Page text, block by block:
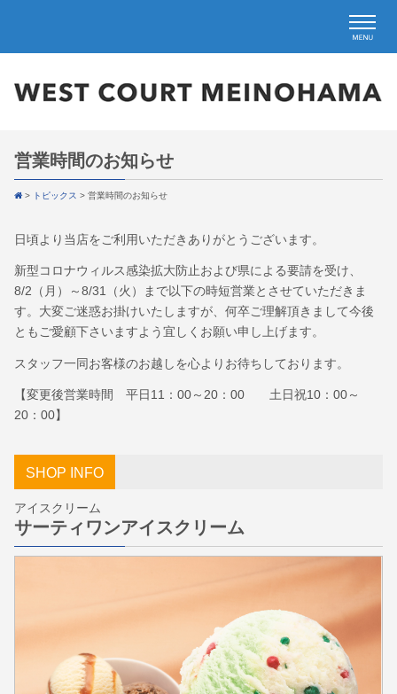
営業時間のお知らせ
> トピックス > 営業時間のお知らせ
日頃より当店をご利用いただきありがとうございます。
新型コロナウィルス感染拡大防止および県による要請を受け、
8/2（月）～8/31（火）まで以下の時短営業とさせていただきま
す。大変ご迷惑お掛けいたしますが、何卒ご理解頂きまして今後
ともご愛顧下さいますよう宜しくお願い申し上げます。
スタッフ一同お客様のお越しを心よりお待ちしております。
【変更後営業時間 平日11：00～20：00 土日祝10：00～
20：00】
SHOP INFO
アイスクリーム
サーティワンアイスクリーム